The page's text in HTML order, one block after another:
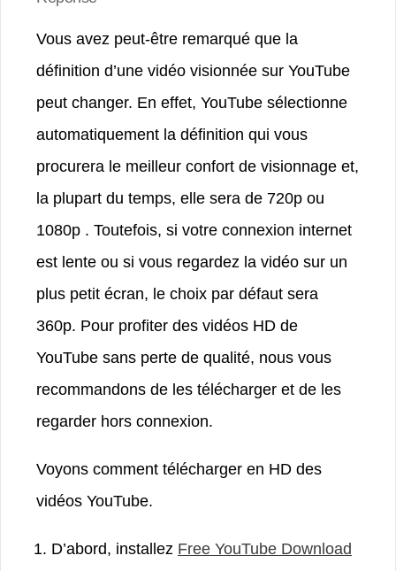
Vous avez peut-être remarqué que la
définition d’une vidéo visionnée sur YouTube
peut changer. En effet, YouTube sélectionne
automatiquement la définition qui vous
procurera le meilleur confort de visionnage et,
la plupart du temps, elle sera de 720p ou
1080p . Toutefois, si votre connexion internet
est lente ou si vous regardez la vidéo sur un
plus petit écran, le choix par défaut sera
360p. Pour profiter des vidéos HD de
YouTube sans perte de qualité, nous vous
recommandons de les télécharger et de les
regarder hors connexion.
Voyons comment télécharger en HD des
vidéos YouTube.
D’abord, installez Free YouTube Download